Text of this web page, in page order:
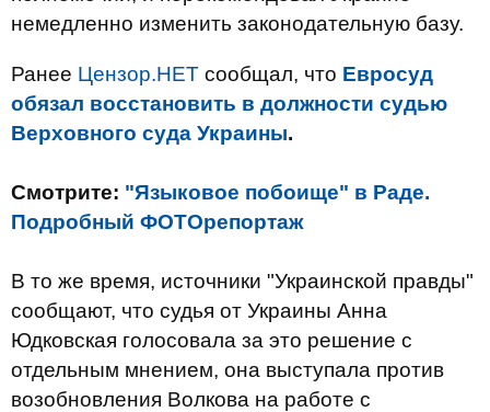
немедленно изменить законодательную базу.
Ранее Цензор.НЕТ сообщал, что Евросуд
обязал восстановить в должности судью
Верховного суда Украины.
Смотрите: "Языковое побоище" в Раде.
Подробный ФОТОрепортаж
В то же время, источники "Украинской правды"
сообщают, что судья от Украины Анна
Юдковская голосовала за это решение с
отдельным мнением, она выступала против
возобновления Волкова на работе с